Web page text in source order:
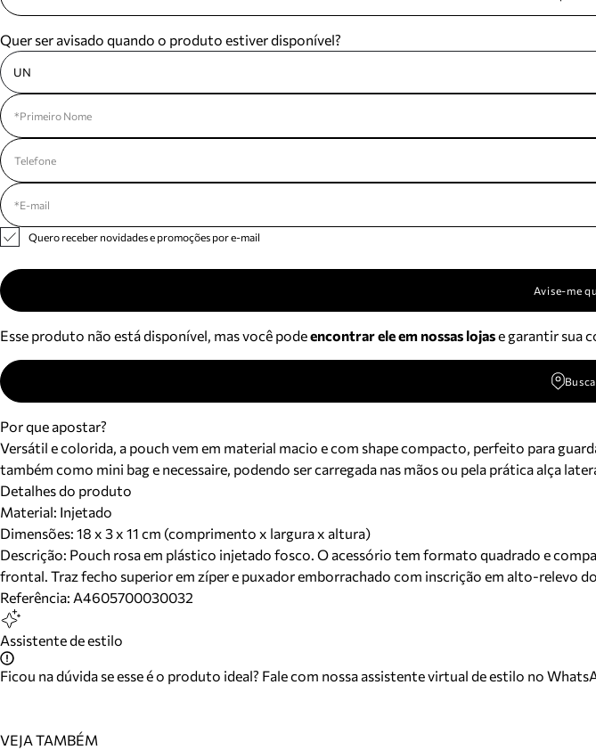
Quer ser avisado quando o produto estiver disponível?
UN
Quero receber novidades e promoções por e-mail
Avise-me
Esse produto não está disponível, mas você podeencontrar ele em nossas lojase garantir sua
Por que apostar?
Versátil e colorida, a pouch vem em material macio e com shape compacto, perfeito para
também como mini bag e necessaire, podendo ser carregada nas mãos ou pela prática alça
Detalhes do produto
Material: Injetado
Dimensões: 18 x 3 x 11 cm (comprimento x largura x altura)
Descrição: Pouch rosa em plástico injetado fosco. O acessório tem formato quadrado e
frontal. Traz fecho superior em zíper e puxador emborrachado com inscrição em alto-relevo
Referência: A4605700030032
Assistente de estilo
Ficou na dúvida se esse é o produto ideal? Fale com nossa assistente virtual de estilo no
VEJA TAMBÉM